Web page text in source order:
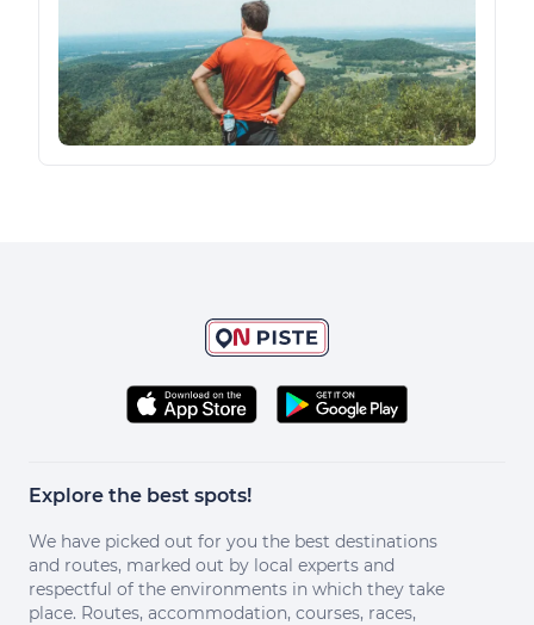
Explore the best spots!
We have picked out for you the best destinations
and routes, marked out by local experts and
respectful of the environments in which they take
place. Routes, accommodation, courses, races,